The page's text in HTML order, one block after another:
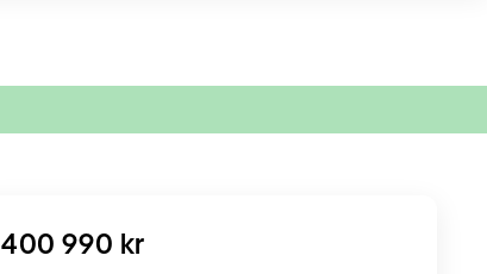
400 990 kr